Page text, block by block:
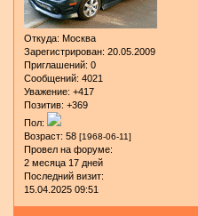
Откуда: Москва
Зарегистрирован: 20.05.2009
Приглашений: 0
Сообщений: 4021
Уважение: +417
Позитив: +369
Пол:
Возраст: 58 [1968-06-11]
Провел на форуме:
2 месяца 17 дней
Последний визит:
15.04.2025 09:51